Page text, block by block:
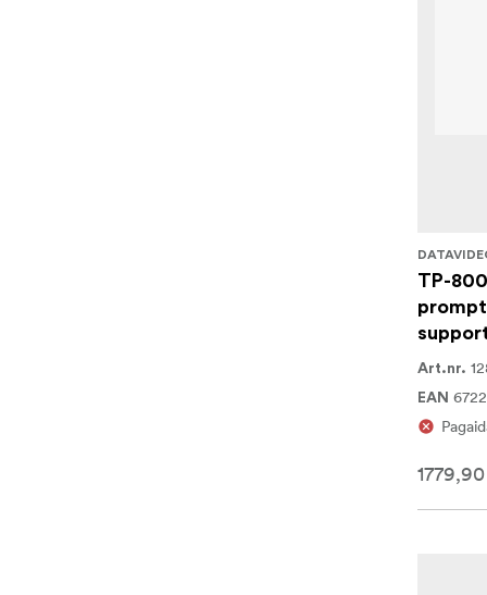
TP-
Art.nr.
EAN